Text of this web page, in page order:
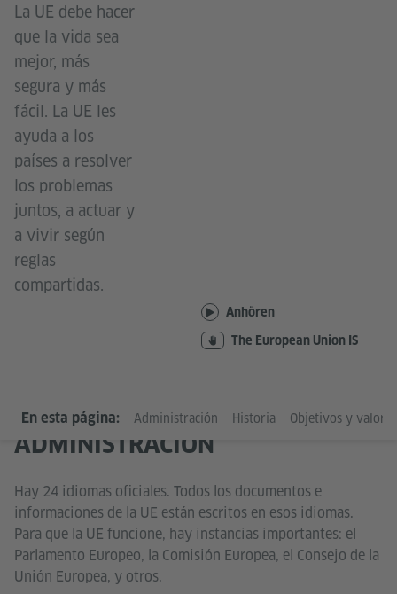
La UE debe hacer
que la vida sea
mejor, más
segura y más
fácil. La UE les
ayuda a los
países a resolver
los problemas
juntos, a actuar y
a vivir según
reglas
compartidas.
Anhören
The European Union IS
En esta página: Administración Historia Objetivos y valores
ADMINISTRACIÓN
Hay 24 idiomas oficiales. Todos los documentos e
informaciones de la UE están escritos en esos idiomas.
Para que la UE funcione, hay instancias importantes: el
Parlamento Europeo, la Comisión Europea, el Consejo de la
Unión Europea, y otros.